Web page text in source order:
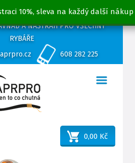
10%, sleva na každý další nákup
A NÁSTRAH PRO VŠECHNY
RYBÁŘE
608 282 225
0,00 Kč